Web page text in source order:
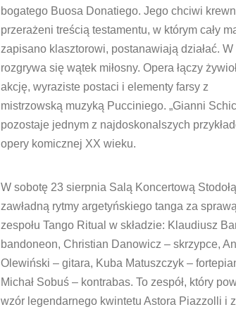
bogatego Buosa Donatiego. Jego chciwi
przerażeni treścią testamentu, w którym cały
zapisano klasztorowi, postanawiają działać. W
rozgrywa się wątek miłosny. Opera łączy
akcję, wyraziste postaci i elementy farsy z
mistrzowską muzyką Pucciniego. „Gianni
pozostaje jednym z najdoskonalszych
opery komicznej XX wieku.
W sobotę 23 sierpnia Salą Koncertową Stodołą
zawładną rytmy argetyńskiego tanga za sprawą
zespołu Tango Ritual w składzie: Klaudiusz
bandoneon, Christian Danowicz – skrzypce,
Olewiński – gitara, Kuba Matuszczyk –
Michał Sobuś – kontrabas. To zespół, który
wzór legendarnego kwintetu Astora Piazzolli i